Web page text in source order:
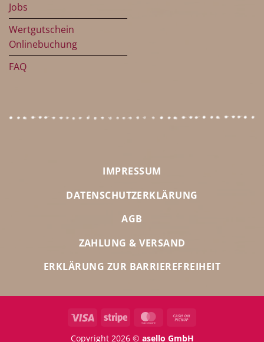
Jobs
Wertgutschein
Onlinebuchung
FAQ
IMPRESSUM
DATENSCHUTZERKLÄRUNG
AGB
ZAHLUNG & VERSAND
ERKLÄRUNG ZUR BARRIEREFREIHEIT
Visa Stripe MasterCard
Copyright 2026 © asello GmbH